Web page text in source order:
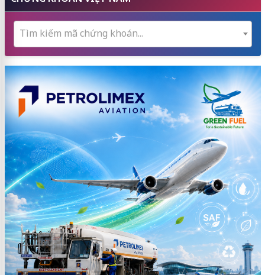
Tìm kiếm mã chứng khoán...